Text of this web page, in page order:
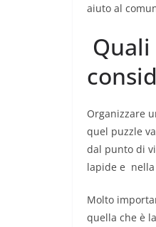
aiuto al
Organizzare
quel puzzle
dal punto di
lapide e nella
Molto
quella che è